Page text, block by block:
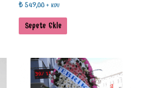
₺ 549,00 + KDV
Sepete Ekle